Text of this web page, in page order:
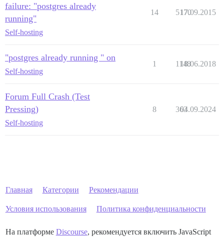
failure: "postgres already
running"
Self-hosting
14 5170
17.09.2015
"postgres already running " on
Self-hosting
1 1148
18.06.2018
Forum Full Crash (Test
Pressing)
Self-hosting
8 363
04.09.2024
Главная Категории Рекомендации
Условия использования Политика конфиденциальности
На платформе Discourse, рекомендуется включить JavaScript